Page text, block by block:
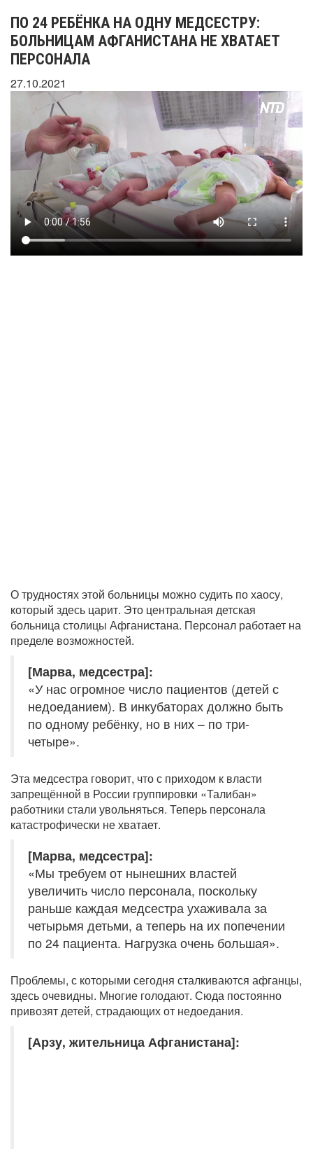
ПО 24 РЕБЁНКА НА ОДНУ МЕДСЕСТРУ:
БОЛЬНИЦАМ АФГАНИСТАНА НЕ ХВАТАЕТ
ПЕРСОНАЛА
27.10.2021
О трудностях этой больницы можно судить по хаосу,
который здесь царит. Это центральная детская
больница столицы Афганистана. Персонал работает на
пределе возможностей.
[Марва, медсестра]:
«У нас огромное число пациентов (детей с
недоеданием). В инкубаторах должно быть
по одному ребёнку, но в них – по три-
четыре».
Эта медсестра говорит, что с приходом к власти
запрещённой в России группировки «Талибан»
работники стали увольняться. Теперь персонала
катастрофически не хватает.
[Марва, медсестра]:
«Мы требуем от нынешних властей
увеличить число персонала, поскольку
раньше каждая медсестра ухаживала за
четырьмя детьми, а теперь на их попечении
по 24 пациента. Нагрузка очень большая».
Проблемы, с которыми сегодня сталкиваются афганцы,
здесь очевидны. Многие голодают. Сюда постоянно
привозят детей, страдающих от недоедания.
[Арзу, жительница Афганистана]: